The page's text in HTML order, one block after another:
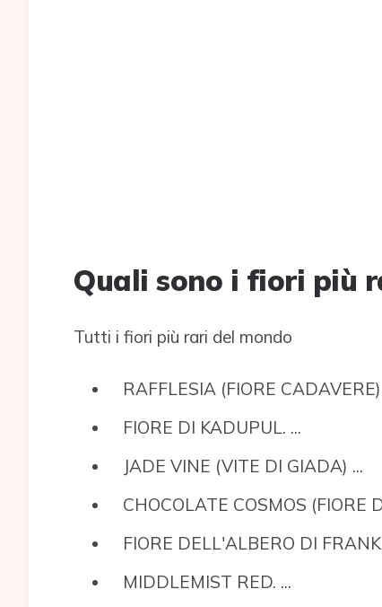
Quali sono i fiori più
Tutti i fiori più rari del mondo
RAFFLESIA (FIORE CADAVERE)
FIORE DI KADUPUL. ...
JADE VINE (VITE DI GIADA) ...
CHOCOLATE COSMOS (FIORE
FIORE DELL'ALBERO DI
MIDDLEMIST RED. ...